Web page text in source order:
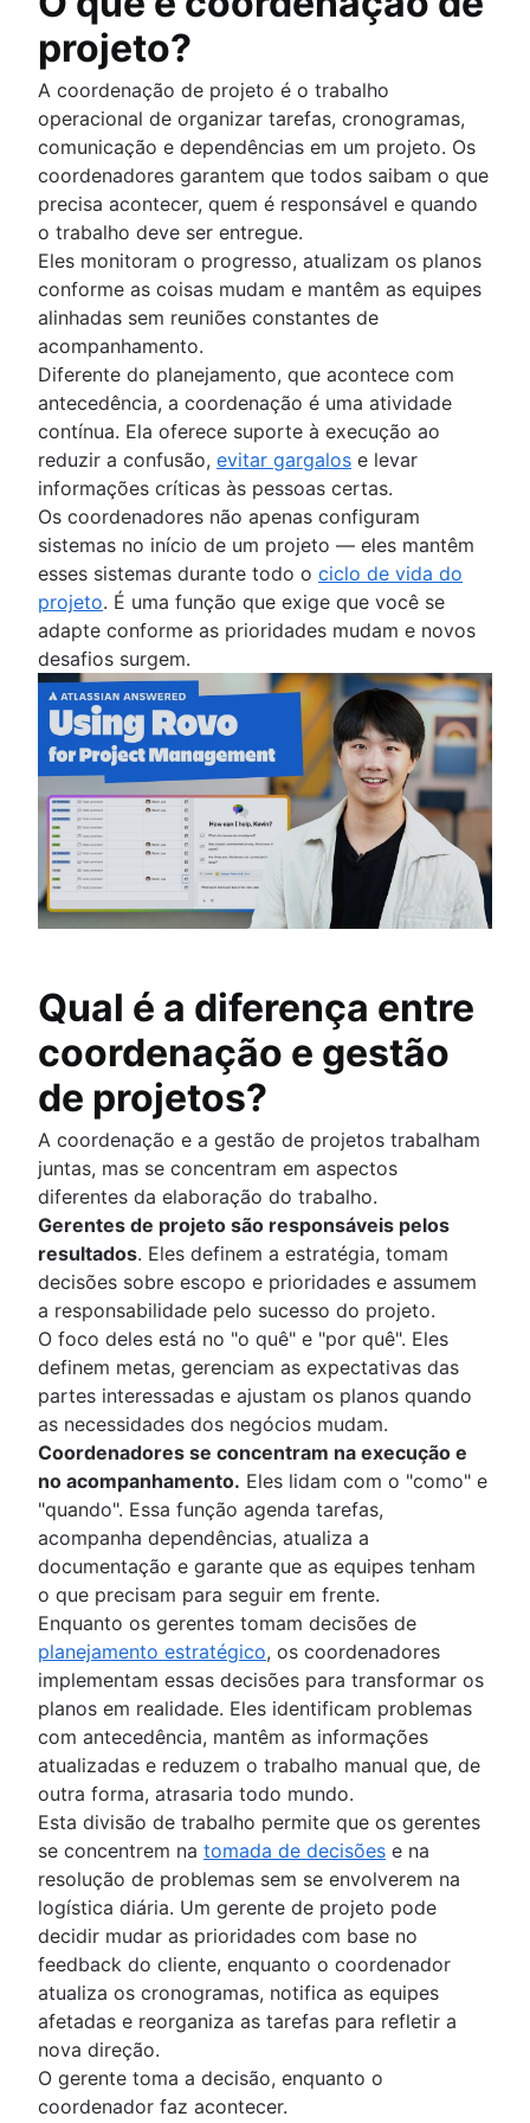
Supere problemas de comunicação
Estrutura organizacional funcional
Visão geral
Modelos
Coliderança
Documento de projeto de software
Declaração de trabalho
Processo de gerenciamento de
Visão geral
Rede social corporativa
projeto?
A coordenação de projeto é o trabalho
operacional de organizar tarefas, cronogramas,
comunicação e dependências em um projeto. Os
coordenadores garantem que todos saibam o que
precisa acontecer, quem é responsável e quando
o trabalho deve ser entregue.
Eles monitoram o progresso, atualizam os planos
conforme as coisas mudam e mantêm as equipes
alinhadas sem reuniões constantes de
acompanhamento.
Diferente do planejamento, que acontece com
antecedência, a coordenação é uma atividade
contínua. Ela oferece suporte à execução ao
reduzir a confusão, evitar gargalos e levar
informações críticas às pessoas certas.
Os coordenadores não apenas configuram
sistemas no início de um projeto — eles mantêm
esses sistemas durante todo o ciclo de vida do
projeto. É uma função que exige que você se
adapte conforme as prioridades mudam e novos
desafios surgem.
Qual é a diferença entre
coordenação e gestão
de projetos?
A coordenação e a gestão de projetos trabalham
juntas, mas se concentram em aspectos
diferentes da elaboração do trabalho.
Gerentes de projeto são responsáveis pelos
resultados. Eles definem a estratégia, tomam
decisões sobre escopo e prioridades e assumem
a responsabilidade pelo sucesso do projeto.
O foco deles está no "o quê" e "por quê". Eles
definem metas, gerenciam as expectativas das
partes interessadas e ajustam os planos quando
as necessidades dos negócios mudam.
Coordenadores se concentram na execução e
no acompanhamento. Eles lidam com o "como" e
"quando". Essa função agenda tarefas,
acompanha dependências, atualiza a
documentação e garante que as equipes tenham
o que precisam para seguir em frente.
Enquanto os gerentes tomam decisões de
planejamento estratégico, os coordenadores
implementam essas decisões para transformar os
planos em realidade. Eles identificam problemas
com antecedência, mantêm as informações
atualizadas e reduzem o trabalho manual que, de
outra forma, atrasaria todo mundo.
Esta divisão de trabalho permite que os gerentes
se concentrem na tomada de decisões e na
resolução de problemas sem se envolverem na
logística diária. Um gerente de projeto pode
decidir mudar as prioridades com base no
feedback do cliente, enquanto o coordenador
atualiza os cronogramas, notifica as equipes
afetadas e reorganiza as tarefas para refletir a
nova direção.
O gerente toma a decisão, enquanto o
coordenador faz acontecer.